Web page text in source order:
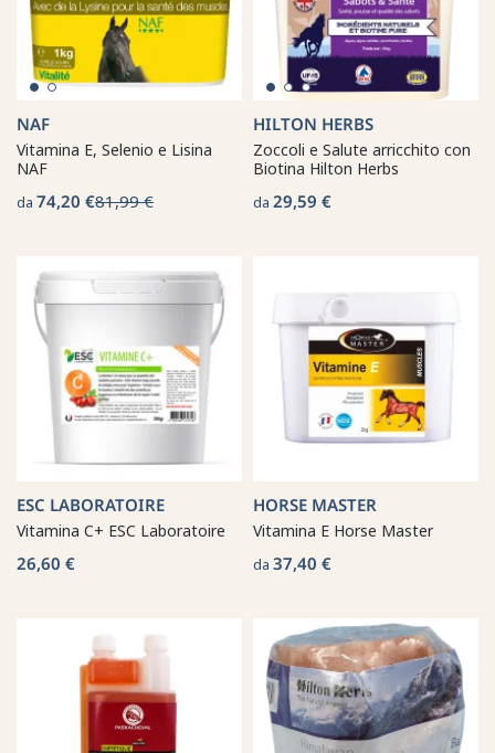
NAF
Vitamina E, Selenio e Lisina
NAF
da 74,20 €81,99 €
HILTON HERBS
Zoccoli e Salute arricchito con
Biotina Hilton Herbs
da 29,59 €
ESC LABORATOIRE
Vitamina C+ ESC Laboratoire
26,60 €
HORSE MASTER
Vitamina E Horse Master
da 37,40 €